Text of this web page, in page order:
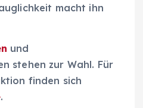
macht ihn
und
stehen zur Wahl. Für
finden sich
.